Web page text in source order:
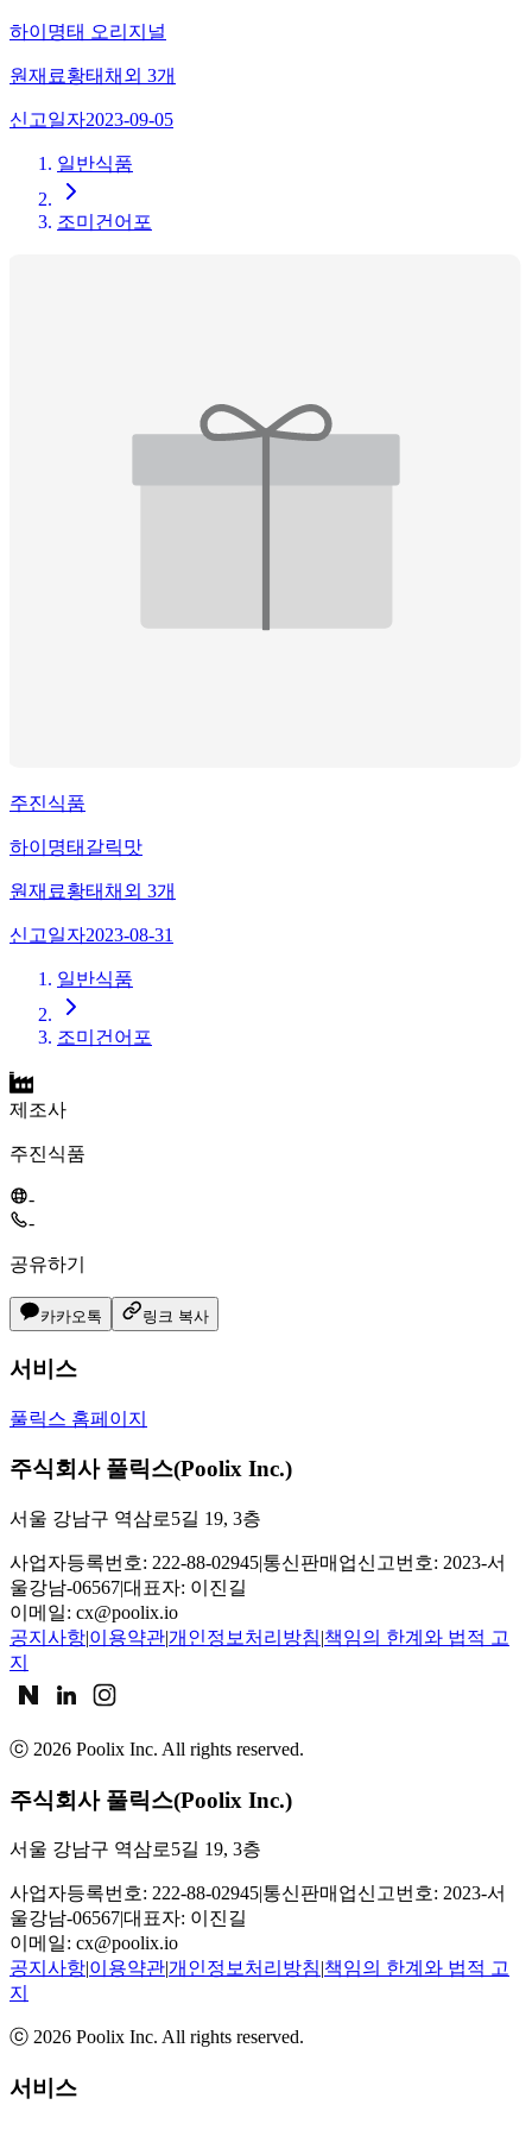
하이명태 오리지널
원재료황태채 외 3개
신고일자2023-09-05
일반식품
조미건어포
주진식품
하이명태갈릭맛
원재료황태채 외 3개
신고일자2023-08-31
일반식품
조미건어포
제조사
주진식품
-
-
공유하기
카카오톡 링크 복사
서비스
풀릭스 홈페이지
주식회사 풀릭스(Poolix Inc.)
서울 강남구 역삼로5길 19, 3층
사업자등록번호: 222-88-02945|통신판매업신고번호: 2023-서
울강남-06567|대표자: 이진길
이메일: cx@poolix.io
공지사항|이용약관|개인정보처리방침|책임의 한계와 법적 고
지
ⓒ 2026 Poolix Inc. All rights reserved.
주식회사 풀릭스(Poolix Inc.)
서울 강남구 역삼로5길 19, 3층
사업자등록번호: 222-88-02945|통신판매업신고번호: 2023-서
울강남-06567|대표자: 이진길
이메일: cx@poolix.io
공지사항|이용약관|개인정보처리방침|책임의 한계와 법적 고
지
ⓒ 2026 Poolix Inc. All rights reserved.
서비스